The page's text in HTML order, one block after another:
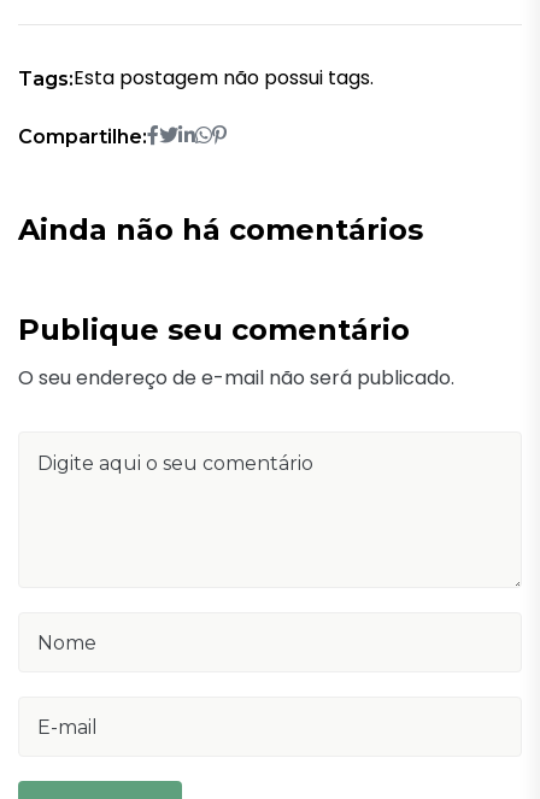
Tags:Esta postagem não possui tags.
Compartilhe:
Ainda não há comentários
Publique seu comentário
O seu endereço de e-mail não será publicado.